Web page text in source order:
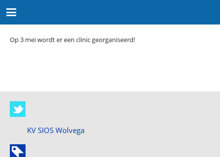
Op 3 mei wordt er een clinic georganiseerd!
KV SIOS Wolvega